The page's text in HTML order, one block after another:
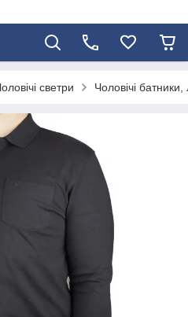
светри Чоловічі